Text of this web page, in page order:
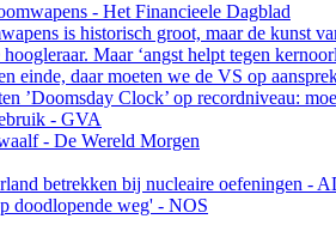
- Het Financieele Dagblad
is historisch groot, maar de kunst
Maar ‘angst helpt tegen
einde, daar moeten we de VS op
’Doomsday Clock’ op recordniveau:
- GVA
- De Wereld Morgen
betrekken bij nucleaire oefeningen -
doodlopende weg' - NOS